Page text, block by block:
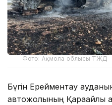
Фото: Ақмола облысы ТЖД
Бүгін Ерейментау
автожолының Қарағайлы